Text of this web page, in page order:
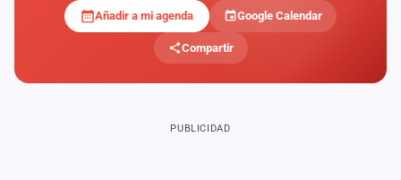
Añadir a mi agenda Google Calendar
Compartir
PUBLICIDAD